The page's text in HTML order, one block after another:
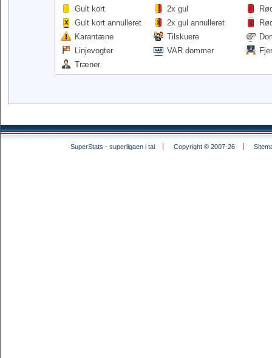
Gult kort
2x gul
Gult kort annulleret
2x gul annulleret
Karantæne
Tilskuere
Linjevogter
VAR dommer
Træner
SuperStats - superligaen i tal Copyright © 2007-26